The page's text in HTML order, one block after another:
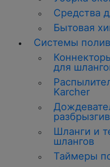
Средства
Бытовая
Системы
для
Karcher
Шланги и
шлангов
Таймеры